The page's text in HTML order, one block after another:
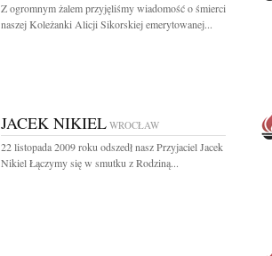
Z ogromnym żalem przyjęliśmy wiadomość o śmierci
naszej Koleżanki Alicji Sikorskiej emerytowanej...
JACEK NIKIEL WROCŁAW
22 listopada 2009 roku odszedł nasz Przyjaciel Jacek
Nikiel Łączymy się w smutku z Rodziną...